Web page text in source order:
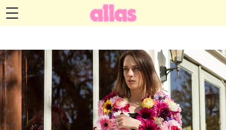
Hälsa
Relationer
Anna María Larssons blogg
Hem
Om Anna María
Arkiv
Kontakt